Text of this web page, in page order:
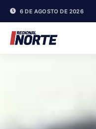
6 DE AGOSTO DE 2026